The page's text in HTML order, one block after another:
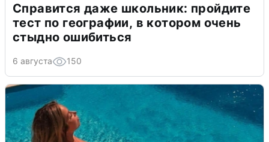
Справится даже школьник: пройдите
тест по географии, в котором очень
стыдно ошибиться
6 августа 150